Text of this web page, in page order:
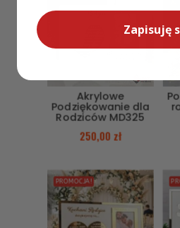
Akrylowe
Podziękowanie dla
Rodziców MD325
250,00zł
PROMOCJA!
Zapisuję